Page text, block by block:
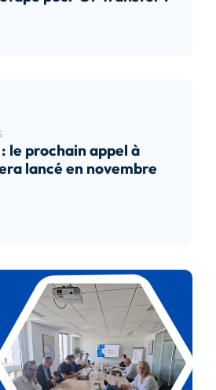
le prochain appel à
lancé en novembre